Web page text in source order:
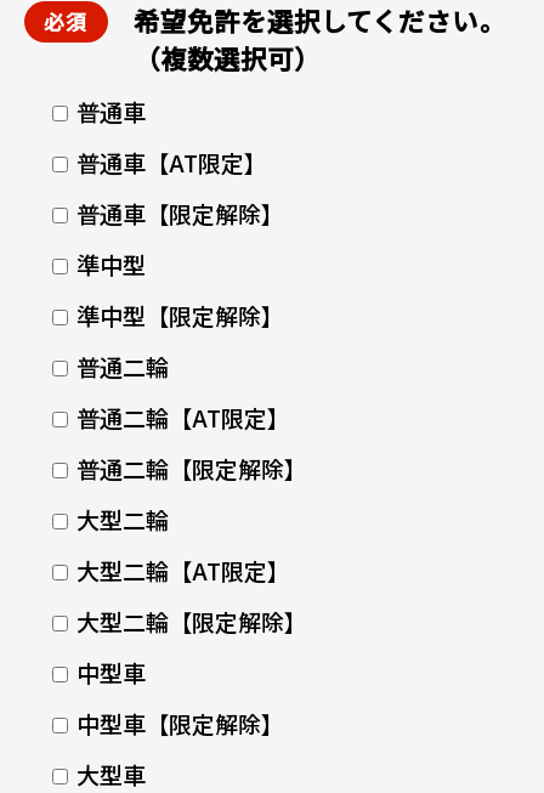
希望免許を選択してください。
（複数選択可）
普通車
普通車【AT限定】
普通車【限定解除】
準中型
準中型【限定解除】
普通二輪
普通二輪【AT限定】
普通二輪【限定解除】
大型二輪
大型二輪【AT限定】
大型二輪【限定解除】
中型車
中型車【限定解除】
大型車